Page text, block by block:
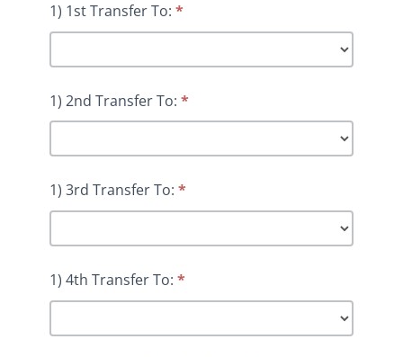
1) 1st Transfer To: *
1) 2nd Transfer To: *
1) 3rd Transfer To: *
1) 4th Transfer To: *